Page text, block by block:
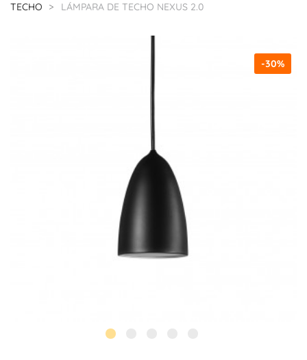
TECHO
LÁMPARA DE TECHO NEXUS 2.0
-30%